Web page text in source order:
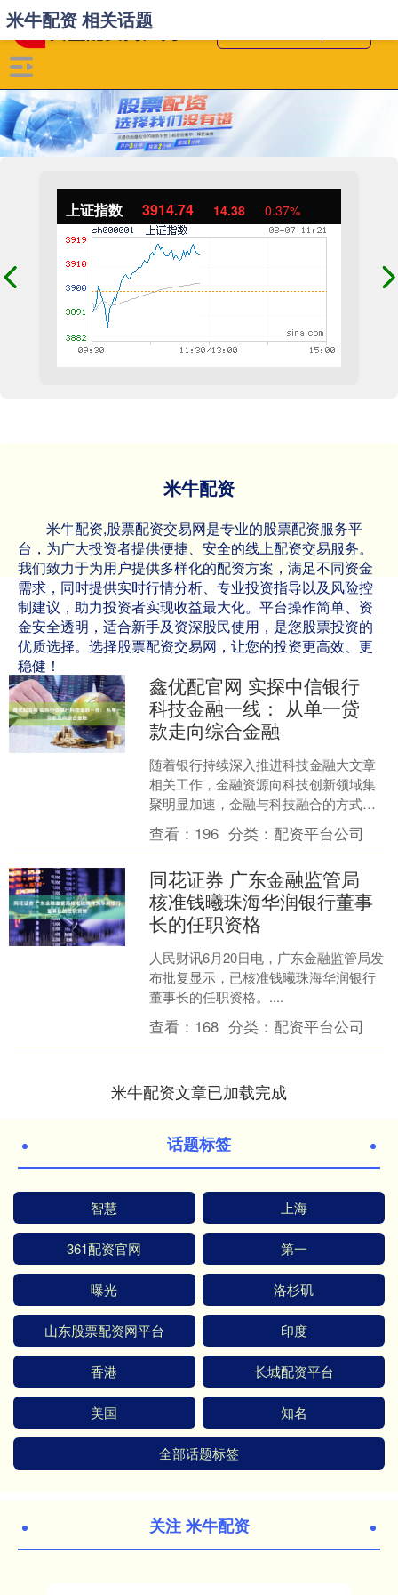
上证指数 3914.74 14.38 0.37%
米牛配资
米牛配资,股票配资交易网是专业的股票配资服务平
台，为广大投资者提供便捷、安全的线上配资交易服务。
我们致力于为用户提供多样化的配资方案，满足不同资金
需求，同时提供实时行情分析、专业投资指导以及风险控
制建议，助力投资者实现收益最大化。平台操作简单、资
金安全透明，适合新手及资深股民使用，是您股票投资的
优质选择。选择股票配资交易网，让您的投资更高效、更
稳健！
米牛配资 相关话题
鑫优配官网 实探中信银行
科技金融一线： 从单一贷
款走向综合金融
随着银行持续深入推进科技金融大文章
相关工作，金融资源向科技创新领域集
聚明显加速，金融与科技融合的方式不
断创新。日前，中国证券报记者实地走
访北京多家科技企业，发现....
查看： 196 分类：配资平台公司
同花证券 广东金融监管局
核准钱曦珠海华润银行董事
长的任职资格
人民财讯6月20日电，广东金融监管局发
布批复显示，已核准钱曦珠海华润银行
董事长的任职资格。....
查看： 168 分类：配资平台公司
米牛配资文章已加载完成
话题标签
智慧 上海
361配资官网 第一
曝光 洛杉矶
山东股票配资网平台 印度
香港 长城配资平台
美国 知名
全部话题标签
关注 米牛配资